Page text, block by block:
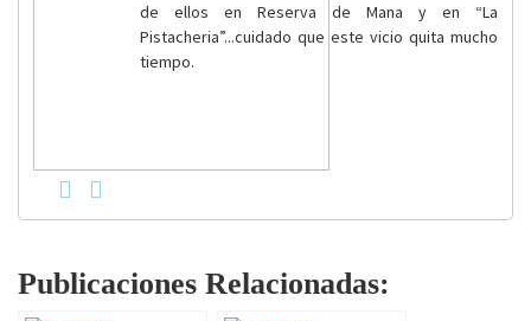
de ellos en Reserva de Mana y en “La
Pistacheria”...cuidado que este vicio quita mucho
tiempo.
Publicaciones Relacionadas: